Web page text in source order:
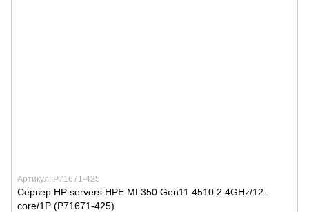
Артикул: P71671-425
Сервер HP servers HPE ML350 Gen11 4510 2.4GHz/12-
core/1P (P71671-425)